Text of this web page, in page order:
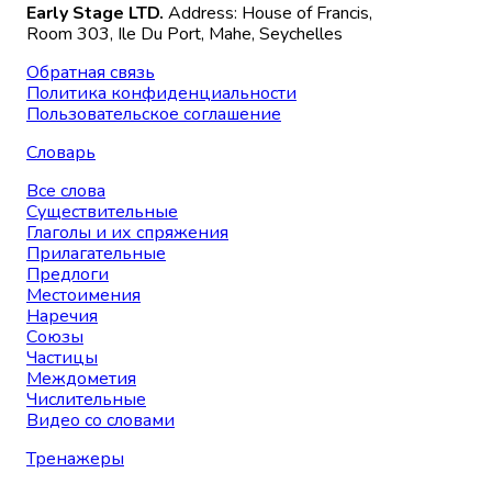
Early Stage LTD. Address: House of Francis,
Room 303, Ile Du Port, Mahe, Seychelles
Обратная связь
Политика конфиденциальности
Пользовательское соглашение
Словарь
Все слова
Существительные
Глаголы и их спряжения
Прилагательные
Предлоги
Местоимения
Наречия
Союзы
Частицы
Междометия
Числительные
Видео со словами
Тренажеры